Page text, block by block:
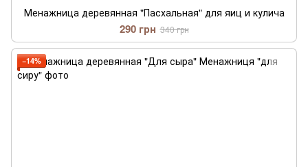
Менажница деревянная "Пасхальная" для яиц и кулича
290 грн 340 грн
−14%